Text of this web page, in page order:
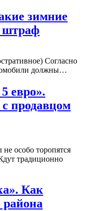
зимние
штраф
Согласно
должны…
евро».
продавцом
особо торопятся
традиционно
Как
района